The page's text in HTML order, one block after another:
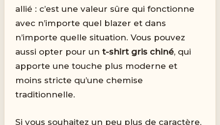
allié : c’est une valeur sûre qui fonctionne
avec n’importe quel blazer et dans
n’importe quelle situation. Vous pouvez
aussi opter pour unt-shirt gris chiné, qui
apporte une touche plus moderne et
moins stricte qu’une chemise
traditionnelle.
Si vous souhaitez un peu plus de caractère,